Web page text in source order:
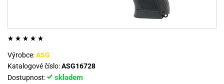
Výrobce:ASG
Katalogové číslo:ASG16728
Dostupnost:
skladem